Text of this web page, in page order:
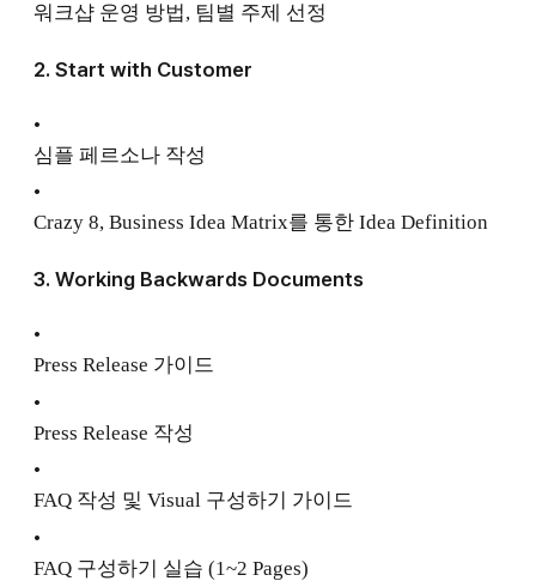
워크샵 운영 방법, 팀별 주제 선정
2. Start with Customer
•
심플 페르소나 작성
•
Crazy 8, Business Idea Matrix를 통한 Idea Definition
3. Working Backwards Documents
•
Press Release 가이드
•
Press Release 작성
•
FAQ 작성 및 Visual 구성하기 가이드
•
FAQ 구성하기 실습 (1~2 Pages)